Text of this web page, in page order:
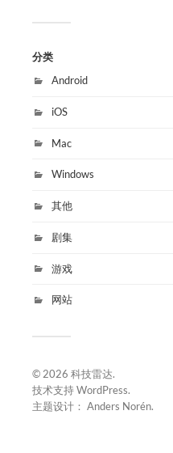
分类
Android
iOS
Mac
Windows
其他
剧集
游戏
网站
© 2026 科技雷达.
技术支持WordPress.
主题设计： Anders Norén.